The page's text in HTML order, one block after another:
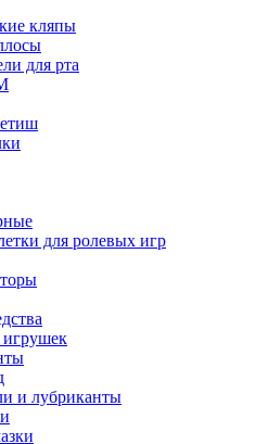
кляпы
для рта
для ролевых игр
игрушек
и лубриканты